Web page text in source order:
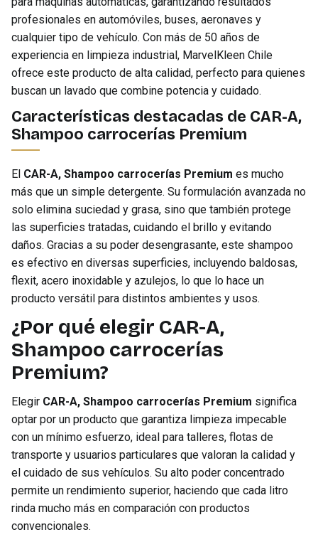
profesionales en automóviles, buses, aeronaves y
cualquier tipo de vehículo. Con más de 50 años de
experiencia en limpieza industrial, MarvelKleen Chile
ofrece este producto de alta calidad, perfecto para quienes
buscan un lavado que combine potencia y cuidado.
Características destacadas de CAR-A,
Shampoo carrocerías Premium
El CAR-A, Shampoo carrocerías Premium es mucho
más que un simple detergente. Su formulación avanzada no
solo elimina suciedad y grasa, sino que también protege
las superficies tratadas, cuidando el brillo y evitando
daños. Gracias a su poder desengrasante, este shampoo
es efectivo en diversas superficies, incluyendo baldosas,
flexit, acero inoxidable y azulejos, lo que lo hace un
producto versátil para distintos ambientes y usos.
¿Por qué elegir CAR-A,
Shampoo carrocerías
Premium?
Elegir CAR-A, Shampoo carrocerías Premium significa
optar por un producto que garantiza limpieza impecable
con un mínimo esfuerzo, ideal para talleres, flotas de
transporte y usuarios particulares que valoran la calidad y
el cuidado de sus vehículos. Su alto poder concentrado
permite un rendimiento superior, haciendo que cada litro
rinda mucho más en comparación con productos
convencionales.